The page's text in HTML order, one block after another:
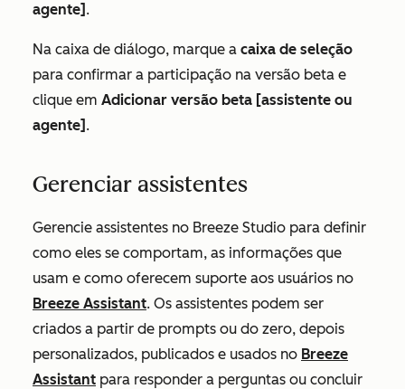
agente] .
Na caixa de diálogo, marque a caixa de seleção
para confirmar a participação na versão beta e
clique em Adicionar versão beta [assistente ou
agente] .
Gerenciar assistentes
Gerencie assistentes no Breeze Studio para definir
como eles se comportam, as informações que
usam e como oferecem suporte aos usuários no
Breeze Assistant. Os assistentes podem ser
criados a partir de prompts ou do zero, depois
personalizados, publicados e usados no Breeze
Assistant para responder a perguntas ou concluir